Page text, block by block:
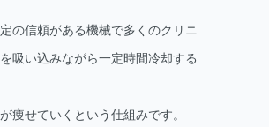
の信頼がある機械で多くのクリニ
吸い込みながら一定時間冷却する
せていくという仕組みです。